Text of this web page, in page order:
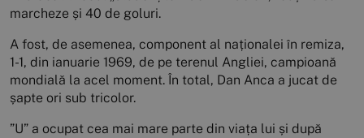
marcheze și 40 de goluri.
A fost, de asemenea, component al naționalei în remiza,
1-1, din ianuarie 1969, de pe terenul Angliei, campioană
mondială la acel moment. În total, Dan Anca a jucat de
șapte ori sub tricolor.
”U” a ocupat cea mai mare parte din viața lui și după